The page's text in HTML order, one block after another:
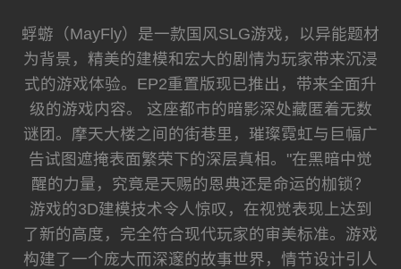
蜉蝣（MayFly）是一款国风SLG游戏，以异能题材
为背景，精美的建模和宏大的剧情为玩家带来沉浸
式的游戏体验。EP2重置版现已推出，带来全面升
级的游戏内容。 这座都市的暗影深处藏匿着无数
谜团。摩天大楼之间的街巷里，璀璨霓虹与巨幅广
告试图遮掩表面繁荣下的深层真相。"在黑暗中觉
醒的力量，究竟是天赐的恩典还是命运的枷锁？
游戏的3D建模技术令人惊叹，在视觉表现上达到
了新的高度，完全符合现代玩家的审美标准。游戏
构建了一个庞大而深邃的故事世界，情节设计引人